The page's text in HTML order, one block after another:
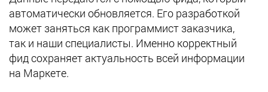
автоматически обновляется. Его разработкой
может заняться как программист заказчика,
так и наши специалисты. Именно корректный
фид сохраняет актуальность всей информации
на Маркете.